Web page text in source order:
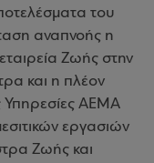
του
αναπνοής η
Ζωής στην
και η πλέον
Υπηρεσίες ΑΕΜΑ
εργασιών
Ζωής και